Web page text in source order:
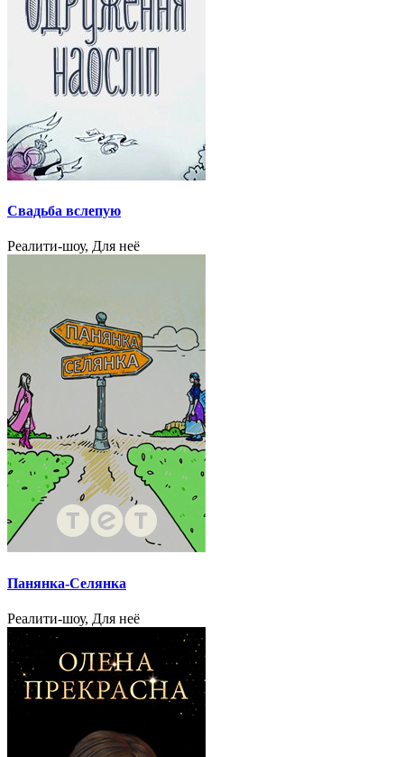
Свадьба вслепую
Реалити-шоу, Для неё
Панянка-Селянка
Реалити-шоу, Для неё